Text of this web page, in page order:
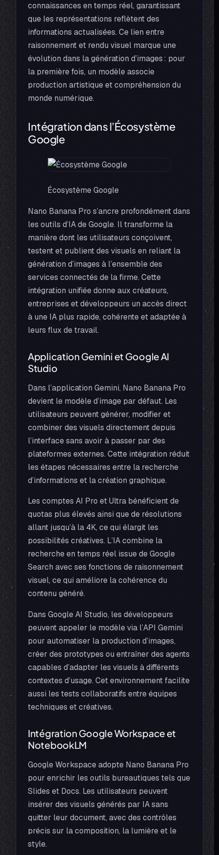
connaissances en temps réel, garantissant
que les représentations reflètent des
informations actualisées. Ce lien entre
raisonnement et rendu visuel marque une
évolution dans la génération d’images : pour
la première fois, un modèle associe
production artistique et compréhension du
monde numérique.
Intégration dans l’Écosystème
Google
Écosystème Google
Nano Banana Pro s’ancre profondément dans
les outils d’IA de Google. Il transforme la
manière dont les utilisateurs conçoivent,
testent et publient des visuels en reliant la
génération d’images à l’ensemble des
services connectés de la firme. Cette
intégration unifiée donne aux créateurs,
entreprises et développeurs un accès direct
à une IA plus rapide, cohérente et adaptée à
leurs flux de travail.
Application Gemini et Google AI
Studio
Dans l’application Gemini, Nano Banana Pro
devient le modèle d’image par défaut. Les
utilisateurs peuvent générer, modifier et
combiner des visuels directement depuis
l’interface sans avoir à passer par des
plateformes externes. Cette intégration réduit
les étapes nécessaires entre la recherche
d’informations et la création graphique.
Les comptes AI Pro et Ultra bénéficient de
quotas plus élevés ainsi que de résolutions
allant jusqu’à la 4K, ce qui élargit les
possibilités créatives. L’IA combine la
recherche en temps réel issue de Google
Search avec ses fonctions de raisonnement
visuel, ce qui améliore la cohérence du
contenu généré.
Dans Google AI Studio, les développeurs
peuvent appeler le modèle via l’API Gemini
pour automatiser la production d’images,
créer des prototypes ou entraîner des agents
capables d’adapter les visuels à différents
contextes d’usage. Cet environnement facilite
aussi les tests collaboratifs entre équipes
techniques et créatives.
Intégration Google Workspace et
NotebookLM
Google Workspace adopte Nano Banana Pro
pour enrichir les outils bureautiques tels que
Slides et Docs. Les utilisateurs peuvent
insérer des visuels générés par IA sans
quitter leur document, avec des contrôles
précis sur la composition, la lumière et le
style.